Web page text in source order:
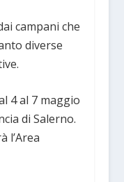
campani che
diverse
4 al 7 maggio
di Salerno.
l’Area